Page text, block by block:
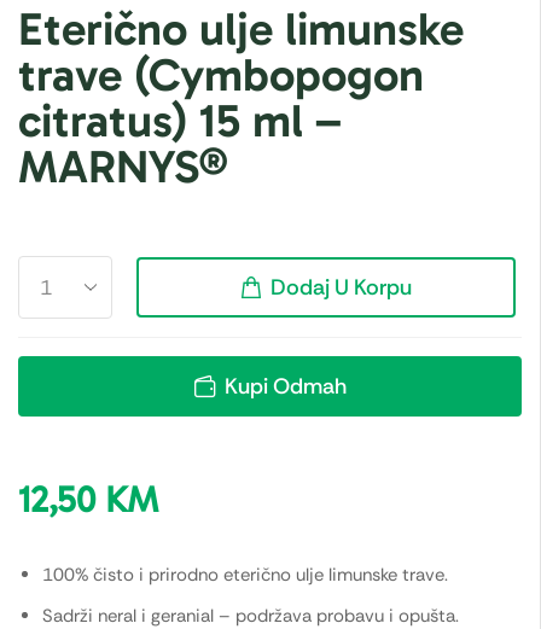
Eterično ulje limunske
trave (Cymbopogon
citratus) 15 ml –
MARNYS®
Dodaj U Korpu
Kupi Odmah
12,50 KM
100% čisto i prirodno eterično ulje limunske trave.
Sadrži neral i geranial – podržava probavu i opušta.